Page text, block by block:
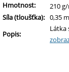
Hmotnost:
210
Síla (tloušťka): 0,35
Popis:
Látka